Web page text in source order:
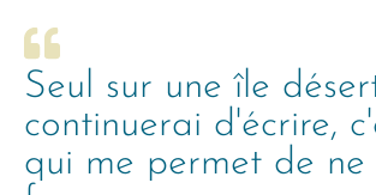
Seul sur une île
continuerai d'écrire,
qui me permet de ne